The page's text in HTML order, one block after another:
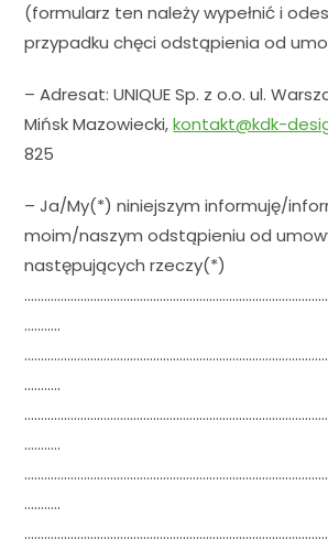
(formularz ten należy wypełnić i
przypadku chęci odstąpienia od
– Adresat: UNIQUE Sp. z o.o. ul.
Mińsk Mazowiecki,kontakt@kdk-
825
– Ja/My(*) niniejszym informuję/
moim/naszym odstąpieniu od
następujących rzeczy(*)
………..
………..
………..
………..